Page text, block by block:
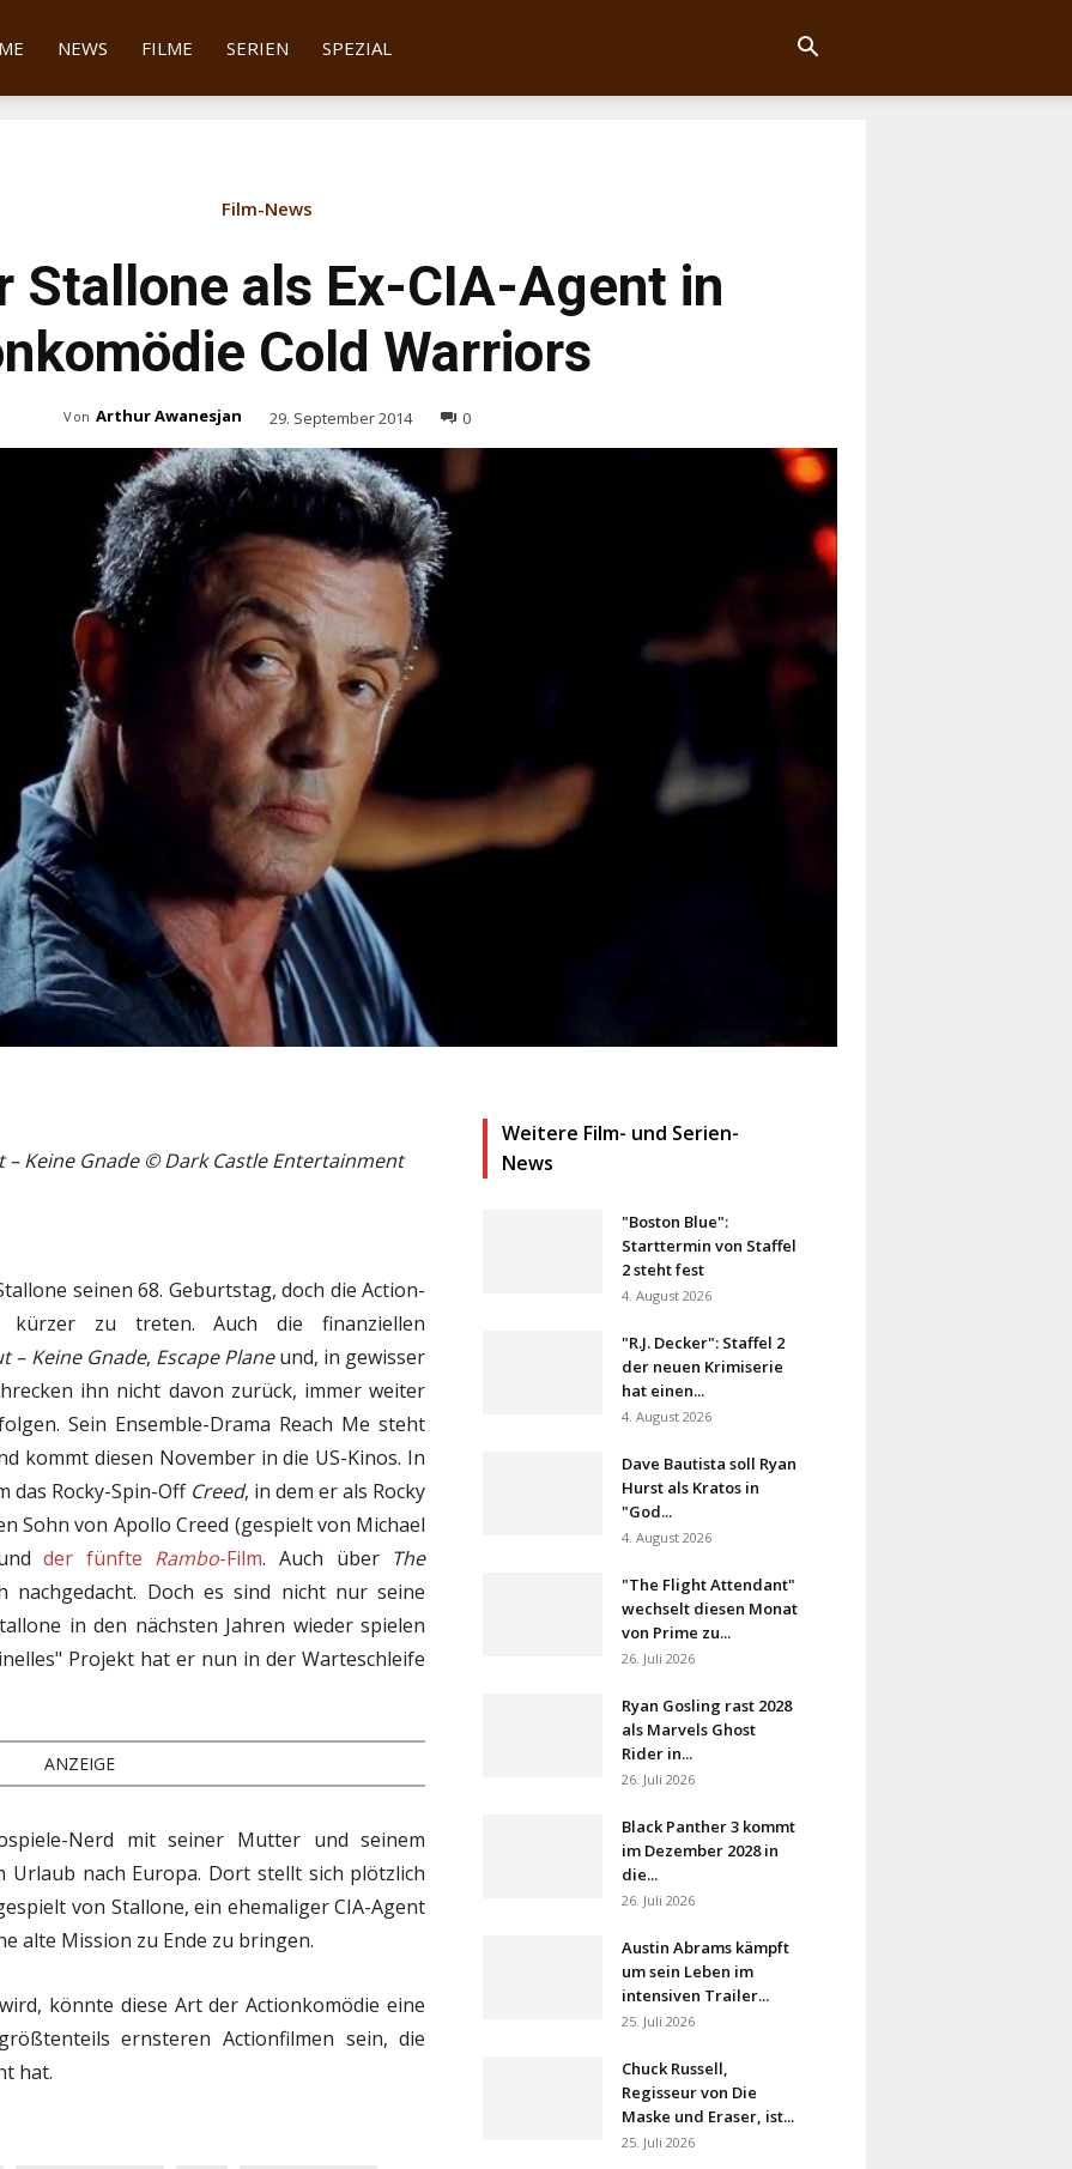
NEWS FILME SERIEN SPEZIAL
Film-News
Stallone als Ex-CIA-Agent in
Cold Warriors
Von Arthur Awanesjan 29. September 2014 0
Keine Gnade ©Dark Castle Entertainment
seinen 68. Geburtstag, doch die Action-
zu treten. Auch die finanziellen
– Keine Gnade, Escape Planeund, in gewisser
ihn nicht davon zurück, immer weiter
Sein Ensemble-Drama Reach Me steht
kommt diesen November in die US-Kinos. In
das Rocky-Spin-Off Creed, in dem er als Rocky
Sohn von Apollo Creed (gespielt von Michael
der fünfte Rambo-Film. Auch über The
Doch es sind nicht nur seine
in den nächsten Jahren wieder spielen
Projekt hat er nun in der Warteschleife
ANZEIGE
Nerd mit seiner Mutter und seinem
Urlaub nach Europa. Dort stellt sich plötzlich
von Stallone, ein ehemaliger CIA-Agent
alte Mission zu Ende zu bringen.
könnte diese Art der Actionkomödie eine
ernsteren Actionfilmen sein, die
hat.
Weitere Film- und Serien-
News
"Boston Blue":
Starttermin von Staffel
2 steht fest
4. August 2026
"R.J. Decker": Staffel 2
der neuen Krimiserie
hat einen...
4. August 2026
Dave Bautista soll Ryan
Hurst als Kratos in
"God...
4. August 2026
"The Flight Attendant"
wechselt diesen Monat
von Prime zu...
26. Juli 2026
Ryan Gosling rast 2028
als Marvels Ghost
Rider in...
26. Juli 2026
Black Panther 3 kommt
im Dezember 2028 in
die...
26. Juli 2026
Austin Abrams kämpft
um sein Leben im
intensiven Trailer...
25. Juli 2026
Chuck Russell,
Regisseur von Die
Maske und Eraser, ist...
25. Juli 2026